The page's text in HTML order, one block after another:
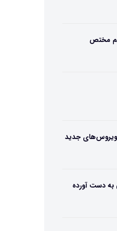
مختص
جدید
دست آورده